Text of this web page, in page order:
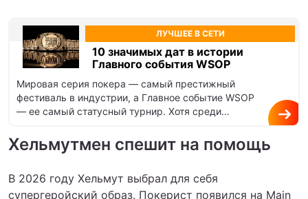
ЛУЧШЕЕ В СЕТИ
10 значимых дат в истории
Главного события WSOP
Мировая серия покера — самый престижный
фестиваль в индустрии, а Главное событие WSOP
— ее самый статусный турнир. Хотя среди
Хельмутмен спешит на помощь
В 2026 году Хельмут выбрал для себя
супергеройский образ. Покерист появился на Main